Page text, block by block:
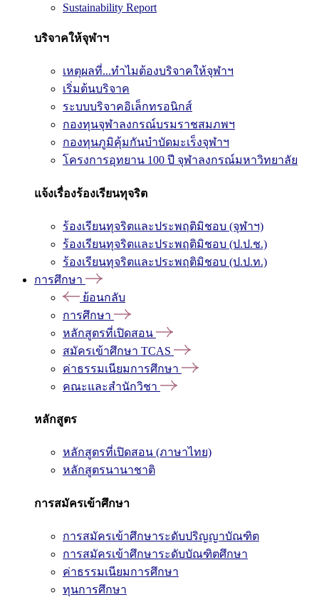
Sustainability Report
บริจาคให้จุฬาฯ
เหตุผลที่...ทำไมต้องบริจาคให้จุฬาฯ
เริ่มต้นบริจาค
ระบบบริจาคอิเล็กทรอนิกส์
กองทุนจุฬาลงกรณ์บรมราชสมภพฯ
กองทุนภูมิคุ้มกันบำบัดมะเร็งจุฬาฯ
โครงการอุทยาน 100 ปี จุฬาลงกรณ์มหาวิทยาลัย
แจ้งเรื่องร้องเรียนทุจริต
ร้องเรียนทุจริตและประพฤติมิชอบ (จุฬาฯ)
ร้องเรียนทุจริตและประพฤติมิชอบ (ป.ป.ช.)
ร้องเรียนทุจริตและประพฤติมิชอบ (ป.ป.ท.)
การศึกษา
ย้อนกลับ
การศึกษา
หลักสูตรที่เปิดสอน
สมัครเข้าศึกษา TCAS
ค่าธรรมเนียมการศึกษา
คณะและสำนักวิชา
หลักสูตร
หลักสูตรที่เปิดสอน (ภาษาไทย)
หลักสูตรนานาชาติ
การสมัครเข้าศึกษา
การสมัครเข้าศึกษาระดับปริญญาบัณฑิต
การสมัครเข้าศึกษาระดับบัณฑิตศึกษา
ค่าธรรมเนียมการศึกษา
ทุนการศึกษา